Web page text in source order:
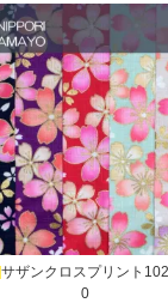
サザンクロスプリント
0